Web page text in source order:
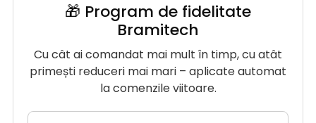
🎁 Program de fidelitate
Bramitech
Cu cât ai comandat mai mult în timp, cu atât
primești reduceri mai mari – aplicate automat
la comenzile viitoare.